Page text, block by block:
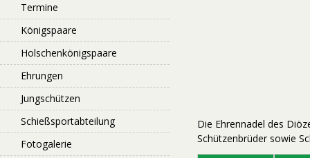
Die Ehrennadel des
Schützenbrüder sowie
Termine
Königspaare
Holschenkönigspaare
Ehrungen
Jungschützen
Schießsportabteilung
Fotogalerie